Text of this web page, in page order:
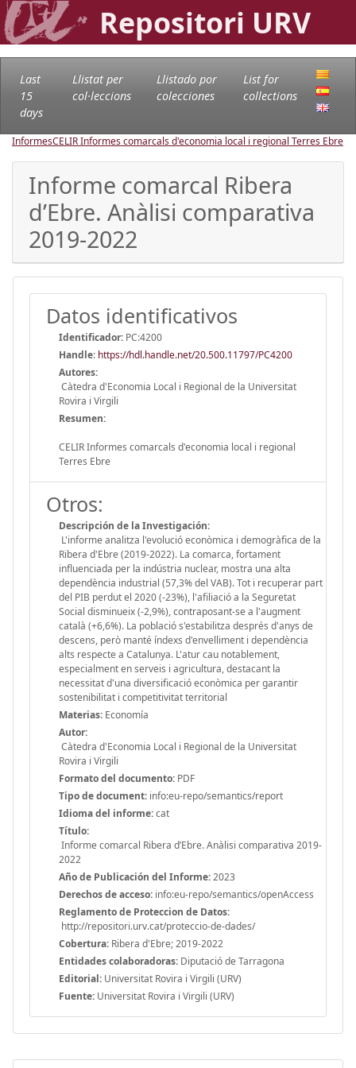
Repositori URV
Last
15
days
Llistat per
col·leccions
Llistado por
colecciones
List for
collections
InformesCELIR Informes comarcals d'economia local i regional Terres Ebre
Informe comarcal Ribera
d’Ebre. Anàlisi comparativa
2019-2022
Datos identificativos
Identificador: PC:4200
Handle: https://hdl.handle.net/20.500.11797/PC4200
Autores:
Càtedra d'Economia Local i Regional de la Universitat
Rovira i Virgili
Resumen:
CELIR Informes comarcals d'economia local i regional
Terres Ebre
Otros:
Descripción de la Investigación:
L'informe analitza l'evolució econòmica i demogràfica de la
Ribera d'Ebre (2019-2022). La comarca, fortament
influenciada per la indústria nuclear, mostra una alta
dependència industrial (57,3% del VAB). Tot i recuperar part
del PIB perdut el 2020 (-23%), l'afiliació a la Seguretat
Social disminueix (-2,9%), contraposant-se a l'augment
català (+6,6%). La població s'estabilitza després d'anys de
descens, però manté índexs d'envelliment i dependència
alts respecte a Catalunya. L'atur cau notablement,
especialment en serveis i agricultura, destacant la
necessitat d'una diversificació econòmica per garantir
sostenibilitat i competitivitat territorial
Materias: Economía
Autor:
Càtedra d'Economia Local i Regional de la Universitat
Rovira i Virgili
Formato del documento: PDF
Tipo de document: info:eu-repo/semantics/report
Idioma del informe:cat
Título:
Informe comarcal Ribera d’Ebre. Anàlisi comparativa 2019-
2022
Año de Publicación del Informe:2023
Derechos de acceso: info:eu-repo/semantics/openAccess
Reglamento de Proteccion de Datos:
http://repositori.urv.cat/proteccio-de-dades/
Cobertura: Ribera d'Ebre; 2019-2022
Entidades colaboradoras: Diputació de Tarragona
Editorial: Universitat Rovira i Virgili (URV)
Fuente: Universitat Rovira i Virgili (URV)